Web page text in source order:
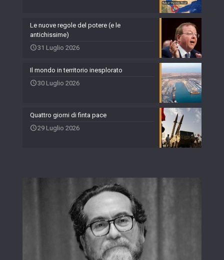
Le nuove regole del potere (e le
antichissime)
31 Luglio 2026
Il mondo in territorio inesplorato
30 Luglio 2026
Quattro giorni di finta pace
29 Luglio 2026